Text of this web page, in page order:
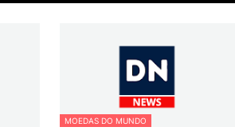
MOEDAS DO MUNDO